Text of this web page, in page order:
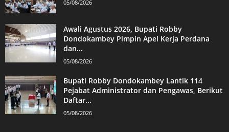
05/08/2026
Awali Agustus 2026, Bupati Robby
Dondokambey Pimpin Apel Kerja Perdana
dan...
05/08/2026
Bupati Robby Dondokambey Lantik 114
Pejabat Administrator dan Pengawas, Berikut
Daftar...
05/08/2026